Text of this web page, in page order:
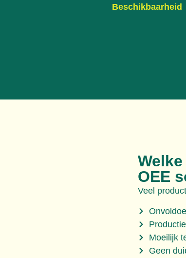
Beschikbaarheid
OEE
Veel
Moeilijk
Geen